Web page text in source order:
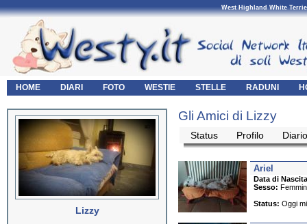
West Highland White
HOME DIARI FOTO WESTIE STELLE RADUNI
Lizzy
Gli Amici di Lizzy
Status Profilo Diario
Ariel
Data di
Sesso:
Status: Oggi